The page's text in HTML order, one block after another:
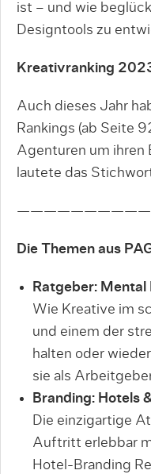
ist – und wie
Designtools zu
Kreativranking
Auch dieses Jahr
Rankings (ab Seite
Agenturen um ihren
lautete das
Die Themen aus
Ratgeber: Mental
Wie Kreative im
und einem der
halten oder
sie als
Branding: Hotels
Die einzigartige
Auftritt erlebbar
Hotel-Branding